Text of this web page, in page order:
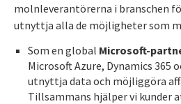
molnleverantörerna i branschen
utnyttja alla de möjligheter som
Som en global Microsoft-
Microsoft Azure, Dynamics 365
utnyttja data och möjliggöra
Tillsammans hjälper vi kunder